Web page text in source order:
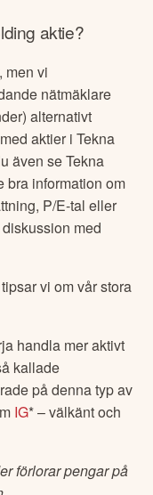
aktie?
men vi
nätmäklare
alternativt
aktier iTekna
även seTekna
bra information om
P/E-tal eller
med
vi om vår stora
handla mer aktivt
kallade
på denna typ av
IG* – välkänt och
förlorar pengar på